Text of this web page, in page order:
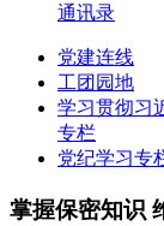
通讯录
党建连线
工团园地
学习贯彻习
专栏
党纪学习专
掌握保密知识